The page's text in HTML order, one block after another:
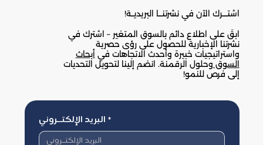
البريد الإلكتــروني *
اشتــــرك الآن في نشرتنـــا البريديــة!
ابقَ على اطلاع دائم بالسوق المتغير – اشترك في
نشرتنا الإخبارية للحصول على رؤى حصرية
واستراتيجيات خبيرة وأحدث الاتجاهات في أبحاث
السوق وحلول الرقمنة. انضم إلينا لتحويل التحديات
إلى فرص للنمو!